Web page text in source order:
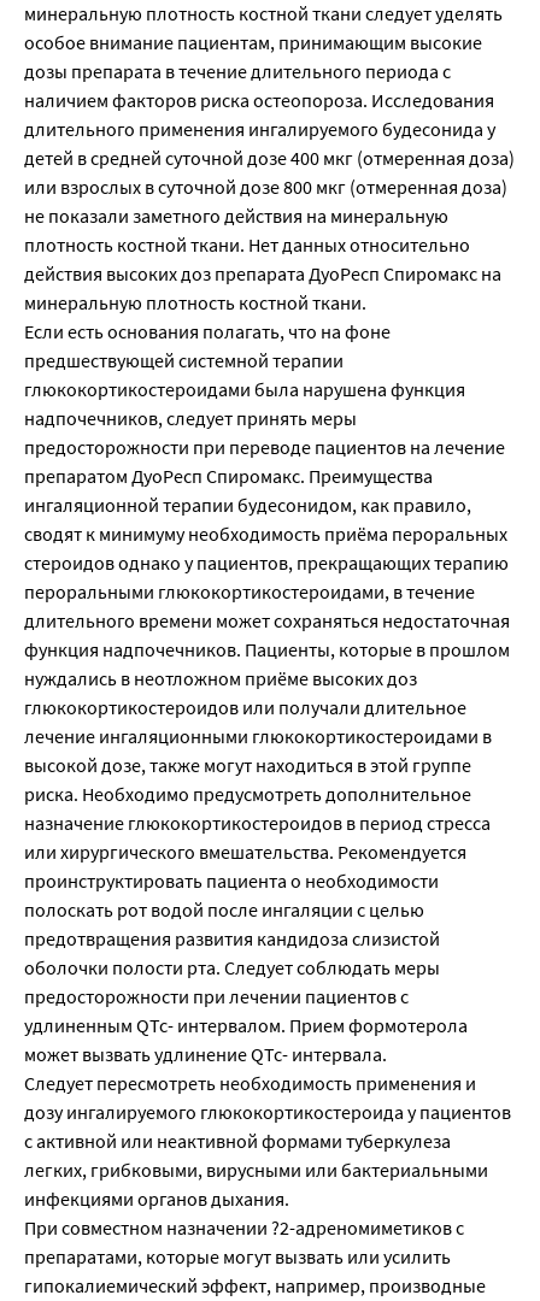
минеральную плотность костной ткани следует уделять
особое внимание пациентам, принимающим высокие
дозы препарата в течение длительного периода с
наличием факторов риска остеопороза. Исследования
длительного применения ингалируемого будесонида у
детей в средней суточной дозе 400 мкг (отмеренная доза)
или взрослых в суточной дозе 800 мкг (отмеренная доза)
не показали заметного действия на минеральную
плотность костной ткани. Нет данных относительно
действия высоких доз препарата ДуоРесп Спиромакс на
минеральную плотность костной ткани.
Если есть основания полагать, что на фоне
предшествующей системной терапии
глюкокортикостероидами была нарушена функция
надпочечников, следует принять меры
предосторожности при переводе пациентов на лечение
препаратом ДуоРесп Спиромакс. Преимущества
ингаляционной терапии будесонидом, как правило,
сводят к минимуму необходимость приёма пероральных
стероидов однако у пациентов, прекращающих терапию
пероральными глюкокортикостероидами, в течение
длительного времени может сохраняться недостаточная
функция надпочечников. Пациенты, которые в прошлом
нуждались в неотложном приёме высоких доз
глюкокортикостероидов или получали длительное
лечение ингаляционными глюкокортикостероидами в
высокой дозе, также могут находиться в этой группе
риска. Необходимо предусмотреть дополнительное
назначение глюкокортикостероидов в период стресса
или хирургического вмешательства. Рекомендуется
проинструктировать пациента о необходимости
полоскать рот водой после ингаляции с целью
предотвращения развития кандидоза слизистой
оболочки полости рта. Следует соблюдать меры
предосторожности при лечении пациентов с
удлиненным QTc- интервалом. Прием формотерола
может вызвать удлинение QTc- интервала.
Следует пересмотреть необходимость применения и
дозу ингалируемого глюкокортикостероида у пациентов
с активной или неактивной формами туберкулеза
легких, грибковыми, вирусными или бактериальными
инфекциями органов дыхания.
При совместном назначении ?2-адреномиметиков с
препаратами, которые могут вызвать или усилить
гипокалиемический эффект, например, производные